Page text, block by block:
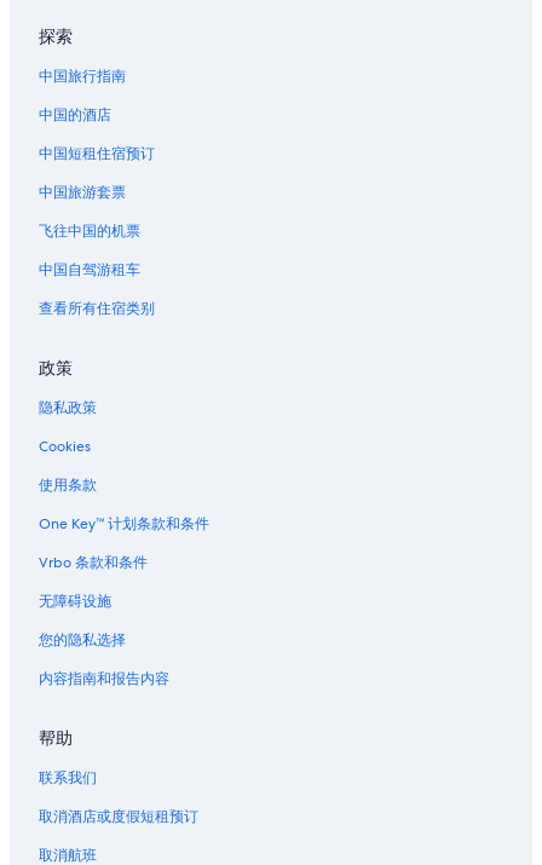
位于北湾的Best Western酒店
位于北湾的娱乐场酒店
北湾的酒店
默特尔波因特的农业旅游旅馆
俄勒冈南部海岸的酒店
亚查茨的民宿
亚查茨的村舍
探索
中国旅行指南
中国的酒店
中国短租住宿预订
中国旅游套票
飞往中国的机票
中国自驾游租车
查看所有住宿类别
政策
隐私政策
Cookies
使用条款
One Key™ 计划条款和条件
Vrbo 条款和条件
无障碍设施
您的隐私选择
内容指南和报告内容
帮助
联系我们
取消酒店或度假短租预订
取消航班